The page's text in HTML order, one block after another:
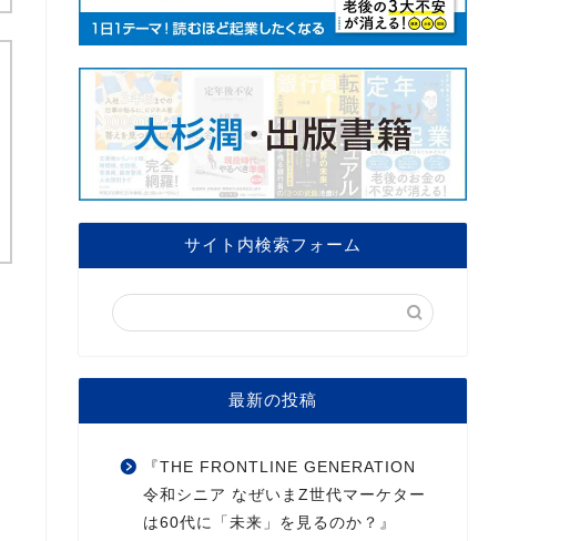
サイト内検索フォーム
最新の投稿
『THE FRONTLINE GENERATION
令和シニア なぜいまZ世代マーケター
は60代に「未来」を見るのか？』